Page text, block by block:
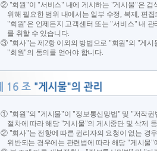
② "회원"이 "서비스" 내에 게시하는 "게시물"은 검
위해 필요한 범위 내에서는 일부 수정, 복제, 편
"회원"은 언제든지 고객센터 또는 "서비스" 내 관
를 취할 수 있습니다.
③ "회사"는 제2항 이외의 방법으로 "회원"의 "게시
"회원"의 동의를 얻어야 합니다.
① "회원"의 "게시물"이 "정보통신망법" 및 "저작권
절차에 따라 해당 "게시물"의 게시중단 및 삭제
② "회사"는 전항에 따른 권리자의 요청이 없는 경
위반되는 경우에는 관련법에 따라 해당 "게시물"